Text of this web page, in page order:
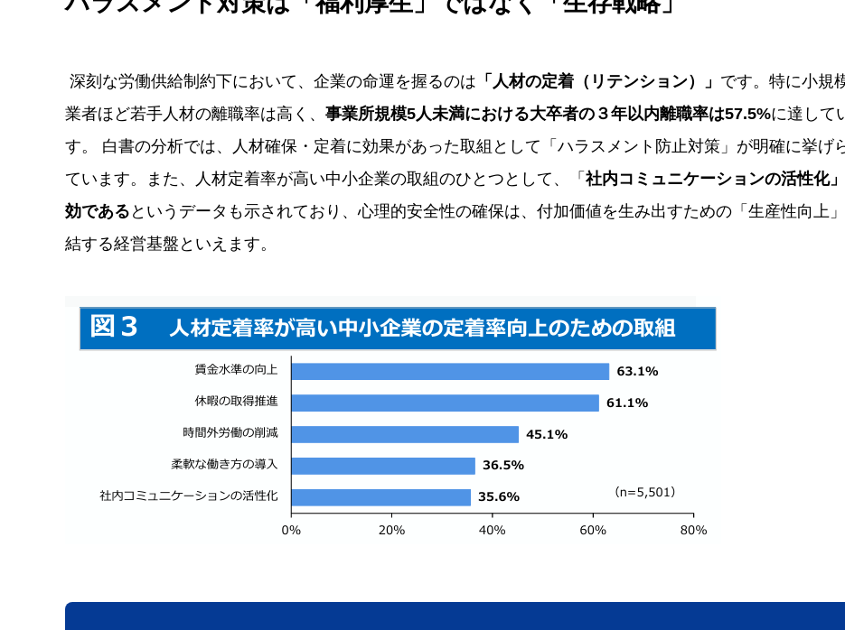
深刻な労働供給制約下において、企業の命運を握るのは 「人材の定着（リテンション）」 です。特に小規
業者ほど若手人材の離職率は高く、 事業所規模5人未満における大卒者の３年以内離職率は57.5%に達して
す。 白書の分析では、人材確保・定着に効果があった取組として「ハラスメント防止対策」が明確に挙げ
ています。また、人材定着率が高い中小企業の取組のひとつとして、「 社内コミュニケーションの活性化
効である というデータも示されており、心理的安全性の確保は、付加価値を生み出すための「生産性向上
結する経営基盤といえます。